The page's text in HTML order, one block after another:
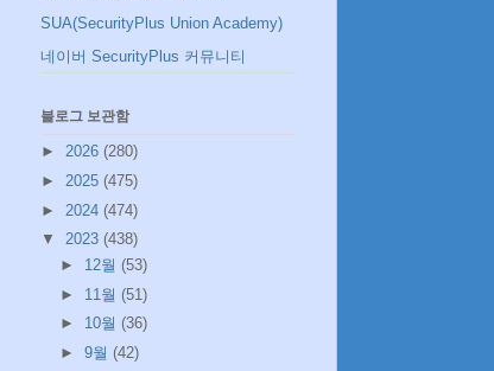
SUA(SecurityPlus Union Academy)
네이버 SecurityPlus 커뮤니티
블로그 보관함
► 2026 (280)
► 2025 (475)
► 2024 (474)
▼ 2023 (438)
► 12월 (53)
► 11월 (51)
► 10월 (36)
► 9월 (42)